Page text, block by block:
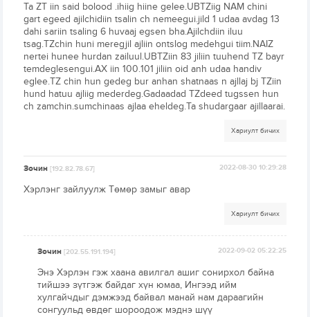
Ta ZT iin said bolood .ihiig hiine gelee.UBTZiig NAM chini
gart egeed ajilchidiin tsalin ch nemeegui.jild 1 udaa avdag 13
dahi sariin tsaling 6 huvaaj egsen bha.Ajilchdiin iluu
tsag.TZchin huni meregjil ajliin ontslog medehgui tiim.NAIZ
nertei hunee hurdan zailuul.UBTZiin 83 jiliin tuuhend TZ bayr
temdeglesengui.АХ iin 100.101 jiliin oid anh udaa handiv
eglee.TZ chin hun gedeg bur anhan shatnaas n ajllaj bj TZiin
hund hatuu ajliig mederdeg.Gadaadad TZdeed tugssen hun
ch zamchin.sumchinaas ajlaa eheldeg.Ta shudargaar ajillaarai.
Хариулт бичих
Зочин[192.82.78.67] 2022-08-30 10:29:28
Хэрлэнг зайлуулж Төмөр замыг авар
Хариулт бичих
Зочин[202.55.191.194] 2022-09-02 05:22:25
Энэ Хэрлэн гэж хаана авилгал ашиг сонирхол байна
тийшээ зүтгэж байдаг хүн юмаа, Ингээд ийм
хулгайчдыг дэмжээд байвал манай нам дараагийн
сонгуульд өвдөг шороодож мэднэ шүү